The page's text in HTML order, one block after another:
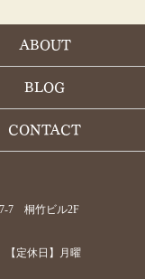
ABOUT
BLOG
CONTACT
7 桐竹ビル2F
【定休日】月曜